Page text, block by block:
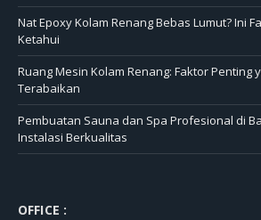
Nat Epoxy Kolam Renang Bebas Lumut? Ini
Ketahui
Ruang Mesin Kolam Renang: Faktor Penting
Terabaikan
Pembuatan Sauna dan Spa Profesional di
Instalasi Berkualitas
OFFICE :